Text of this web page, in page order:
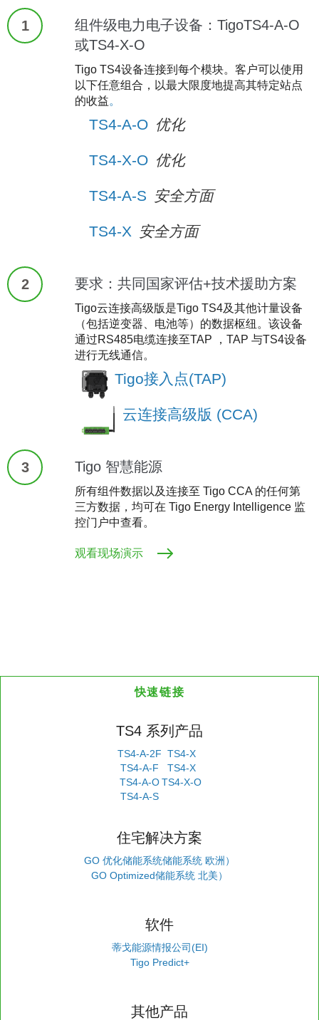
1
组件级电力电子设备：TigoTS4-A-O
或TS4-X-O
Tigo TS4设备连接到每个模块。客户可以使用
以下任意组合，以最大限度地提高其特定站点
的收益。
TS4-A-O 优化
TS4-X-O 优化
TS4-A-S 安全方面
TS4-X 安全方面
2 要求：共同国家评估+技术援助方案
Tigo云连接高级版是Tigo TS4及其他计量设备
（包括逆变器、电池等）的数据枢纽。该设备
通过RS485电缆连接至TAP ，TAP 与TS4设备
进行无线通信。
Tigo接入点(TAP)
云连接高级版 (CCA)
3 Tigo 智慧能源
所有组件数据以及连接至 Tigo CCA 的任何第
三方数据，均可在 Tigo Energy Intelligence 监
控门户中查看。
观看现场演示
快速链接
TS4 系列产品
TS4-A-2F
TS4-A-F
TS4-A-O
TS4-A-S
TS4-X
TS4-X
TS4-X-O
住宅解决方案
GO 优化储能系统储能系统 欧洲）
GO Optimized储能系统 北美）
软件
蒂戈能源情报公司(EI)
Tigo Predict+
其他产品